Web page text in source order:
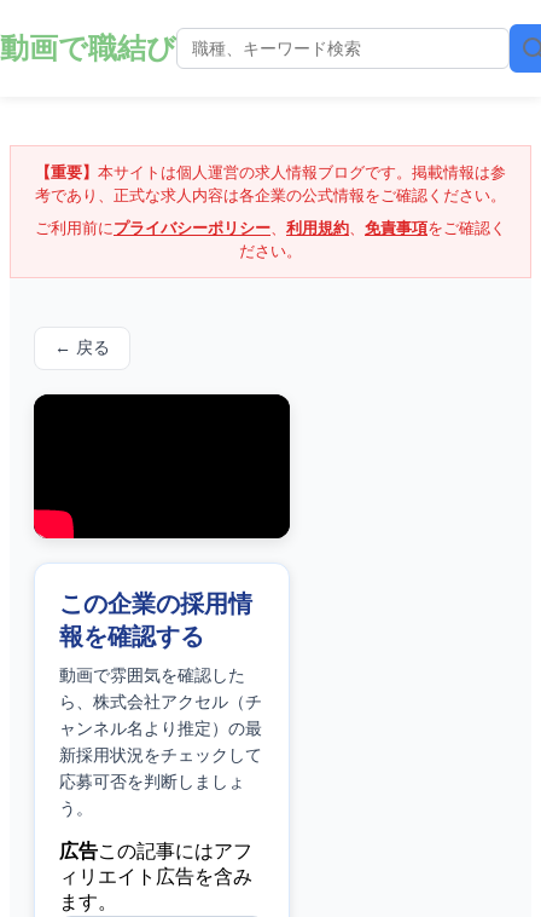
動画で職結び
【重要】 本サイトは個人運営の求人情報ブログです。掲載情報は参
考であり、正式な求人内容は各企業の公式情報をご確認ください。
ご利用前にプライバシーポリシー、 利用規約、 免責事項をご確認く
ださい。
← 戻る
この企業の採用情
報を確認する
動画で雰囲気を確認した
ら、 株式会社アクセル（チ
ャンネル名より推定） の最
新採用状況をチェックして
応募可否を判断しましょ
う。
広告この記事にはアフ
ィリエイト広告を含み
ます。